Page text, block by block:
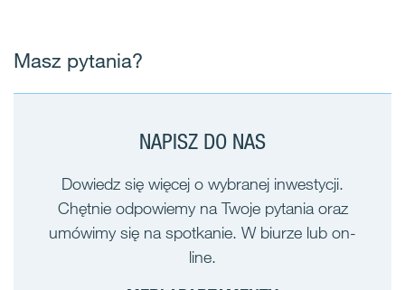
Masz pytania?
NAPISZ DO NAS
Dowiedz się więcej o wybranej inwestycji.
Chętnie odpowiemy na Twoje pytania oraz
umówimy się na spotkanie. W biurze lub on-
line.